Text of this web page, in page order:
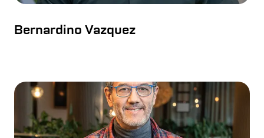
Bernardino Vazquez